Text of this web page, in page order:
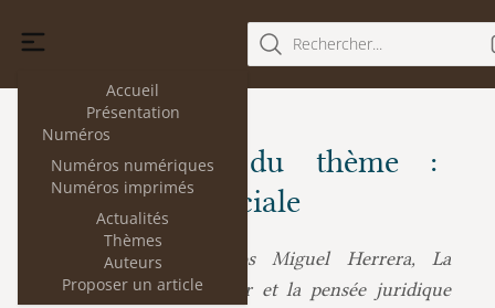
Accueil
Présentation
Numéros
Numéros numériques
Numéros imprimés
Actualités
Thèmes
Auteurs
Proposer un article
Rechercher...
Les articles du thème :
Démocratie sociale
Aurore Gaillet :
Carlos Miguel Herrera, La
Constitution de Weimar et la pensée juridique